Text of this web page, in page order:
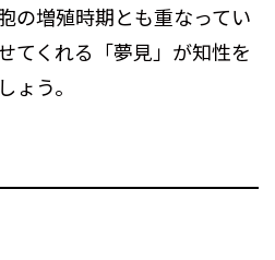
の増殖時期とも重なってい
てくれる「夢見」が知性を
ょう。